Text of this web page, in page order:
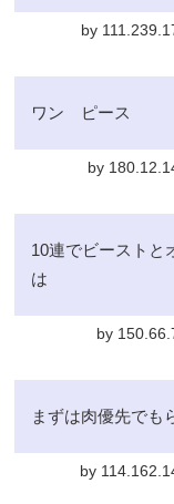
by
ワン ピース
by
10連でビーストと
は
by
まずは肉優先でも
by